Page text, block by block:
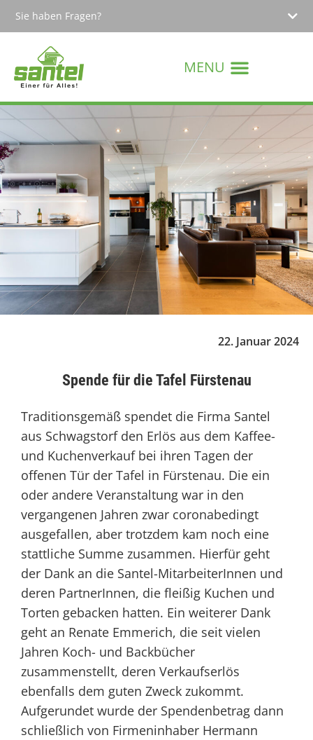
Sie haben Fragen?
22. Januar 2024
Spende für die Tafel Fürstenau
Traditionsgemäß spendet die Firma Santel
aus Schwagstorf den Erlös aus dem Kaffee-
und Kuchenverkauf bei ihren Tagen der
offenen Tür der Tafel in Fürstenau. Die ein
oder andere Veranstaltung war in den
vergangenen Jahren zwar coronabedingt
ausgefallen, aber trotzdem kam noch eine
stattliche Summe zusammen. Hierfür geht
der Dank an die Santel-MitarbeiterInnen und
deren PartnerInnen, die fleißig Kuchen und
Torten gebacken hatten. Ein weiterer Dank
geht an Renate Emmerich, die seit vielen
Jahren Koch- und Backbücher
zusammenstellt, deren Verkaufserlös
ebenfalls dem guten Zweck zukommt.
Aufgerundet wurde der Spendenbetrag dann
schließlich von Firmeninhaber Hermann